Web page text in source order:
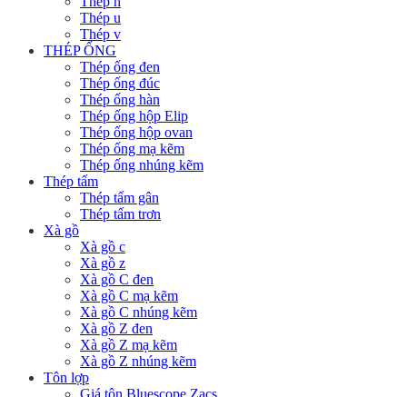
Thép u
Thép v
THÉP ỐNG
Thép ống đen
Thép ống đúc
Thép ống hàn
Thép ống hộp Elip
Thép ống hộp ovan
Thép ống mạ kẽm
Thép ống nhúng kẽm
Thép tấm
Thép tấm gân
Thép tấm trơn
Xà gồ
Xà gồ c
Xà gồ z
Xà gồ C đen
Xà gồ C mạ kẽm
Xà gồ C nhúng kẽm
Xà gồ Z đen
Xà gồ Z mạ kẽm
Xà gồ Z nhúng kẽm
Tôn lợp
Giá tôn Bluescope Zacs